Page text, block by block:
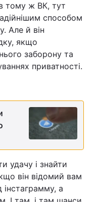
тому ж ВК, тут
способом
Але й він
якщо
заборону та
приватності.
удачу і знайти
він відомий вам
а